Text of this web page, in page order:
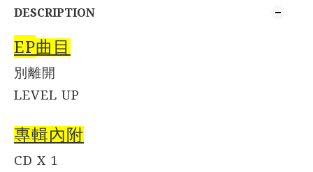
DESCRIPTION
EP曲目
別離開
LEVEL UP
專輯內附
CD X 1